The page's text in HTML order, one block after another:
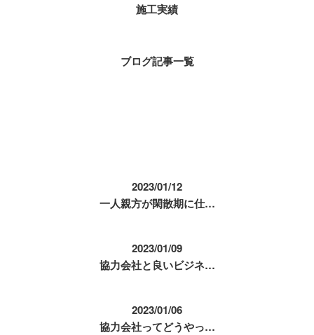
施工実績
ブログ記事一覧
2023/01/12
一人親方が閑散期に仕…
2023/01/09
協力会社と良いビジネ…
2023/01/06
協力会社ってどうやっ…